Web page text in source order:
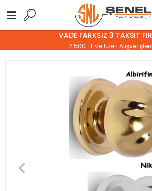
VADE FARKSIZ 3 TAKSİT
2.500 TL ve Üzeri